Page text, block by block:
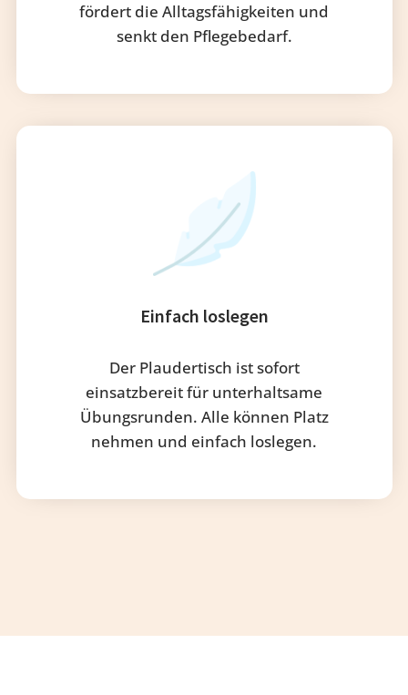
fördert die Alltagsfähigkeiten und
senkt den Pflegebedarf.
Einfach loslegen
Der Plaudertisch ist sofort
einsatzbereit für unterhaltsame
Übungsrunden. Alle können Platz
nehmen und einfach loslegen.